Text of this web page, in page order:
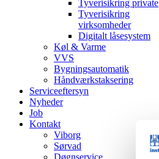
Tyverisikring private
Tyverisikring
virksomheder
Digitalt låsesystem
Køl & Varme
VVS
Bygningsautomatik
Håndværkstaksering
Serviceeftersyn
Nyheder
Job
Kontakt
Viborg
Sørvad
Døgnservice